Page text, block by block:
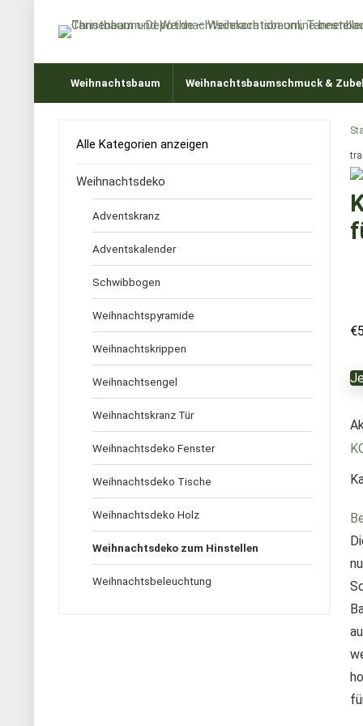
Weihnachtsbaum Weihnachtsbaumschmuck &
€
Alle Kategorien anzeigen
Weihnachtsdeko
Adventskranz
Adventskalender
Schwibbogen
Weihnachtspyramide
Weihnachtskrippen
Weihnachtsengel
Weihnachtskranz Tür
Weihnachtsdeko Fenster
Weihnachtsdeko Tische
Weihnachtsdeko Holz
Weihnachtsdeko zum Hinstellen
Weihnachtsbeleuchtung